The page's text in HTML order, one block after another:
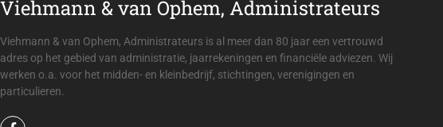
Viehmann & van Ophem, Administrateurs
Viehmann & van Ophem, Administrateurs is al meer dan 80 jaar een vertrouwd
adres op het gebied van administratie, jaarrekeningen en financiële adviezen. Wij
werken o.a. voor het midden- en kleinbedrijf, stichtingen, verenigingen en
particulieren.
wij noch de tijd noch de kennis voor de
& van Ophem, Administrateurs is
zij ervoor dat alles geregeld is.
Isabel
De boekhouding op orde is
van Ophem,